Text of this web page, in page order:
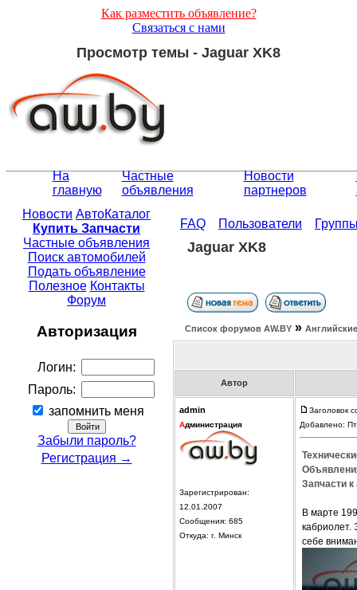
Как разместить объявление?
Связаться с нами
Просмотр темы - Jaguar XK8
На
главную
Частные
объявления
Новости
партнеров
Новости АвтоКаталог
Купить Запчасти
Частные объявления
Поиск автомобилей
Подать объявление
Полезное Контакты
Форум
Авторизация
Логин:
Пароль:
запомнить меня
Забыли пароль?
Регистрация →
FAQ Пользователи
Jaguar XK8
Список форумов АW.BY »
Автор
admin
Администрация
Зарегистрирован:
12.01.2007
Сообщения: 685
Откуда: г. Минск
Заголовок
Добавлено:
Запчасти
В марте
кабриолет.
себе